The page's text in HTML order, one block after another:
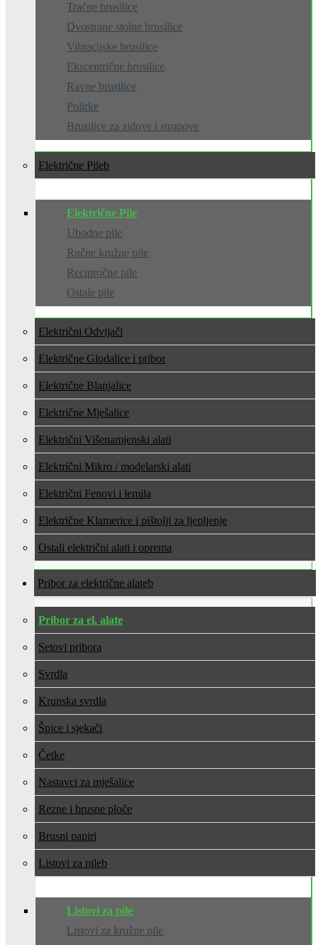
Tračne brusilice
Dvostrane stolne brusilice
Vibracijske brusilice
Ekscentrične brusilice
Ravne brusilice
Polirke
Brusilice za zidove i stropove
Električne Pile
Električne Pile
Ubodne pile
Ručne kružne pile
Recipročne pile
Ostale pile
Električni Odvijači
Električne Glodalice i pribor
Električne Blanjalice
Električne Mješalice
Električni Višenamjenski alati
Električni Mikro / modelarski alati
Električni Fenovi i lemila
Električne Klamerice i pištolji za ljepljenje
Ostali električni alati i oprema
Pribor za električne alate
Pribor za el. alate
Setovi pribora
Svrdla
Krunska svrdla
Špice i sjekači
Četke
Nastavci za mješalice
Rezne i brusne ploče
Brusni papiri
Listovi za pile
Listovi za pile
Listovi za kružne pile